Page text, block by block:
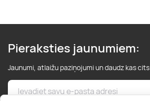
Pieraksties jaunumiem:
Jaunumi, atlaižu paziņojumi un daudz kas cits